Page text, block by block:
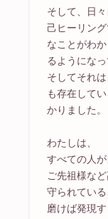
そして、日
己ヒーリン
なことがわ
るようになっ
そしてそれ
も存在して
かりました。
わたしは、
すべての人
ご先祖様な
守られている
磨けば発現